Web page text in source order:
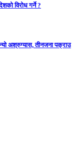
विरोध गर्ने ?
अश्रुग्यास, तीनजना पक्राउ